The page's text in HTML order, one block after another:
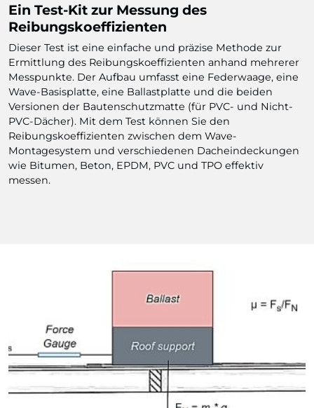
Ein Test-Kit zur Messung des
Reibungskoeffizienten
Dieser Test ist eine einfache und präzise Methode zur
Ermittlung des Reibungskoeffizienten anhand mehrerer
Messpunkte. Der Aufbau umfasst eine Federwaage, eine
Wave-Basisplatte, eine Ballastplatte und die beiden
Versionen der Bautenschutzmatte (für PVC- und Nicht-
PVC-Dächer). Mit dem Test können Sie den
Reibungskoeffizienten zwischen dem Wave-
Montagesystem und verschiedenen Dacheindeckungen
wie Bitumen, Beton, EPDM, PVC und TPO effektiv
messen.